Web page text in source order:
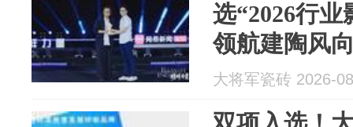
选“2026行
领航建陶风
大将军瓷砖 2026-